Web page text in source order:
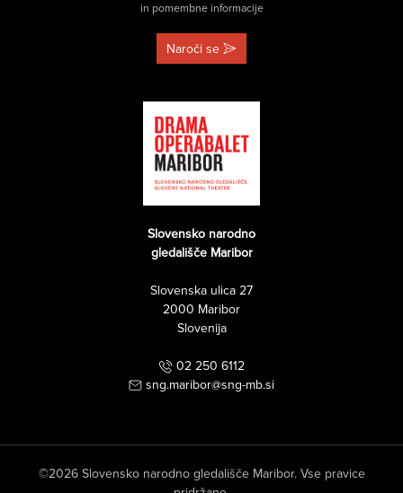
in pomembne informacije
Naroči se
Slovensko narodno
gledališče Maribor
Slovenska ulica 27
2000 Maribor
Slovenija
02 250 6112
sng.maribor@sng-mb.si
©2026 Slovensko narodno gledališče Maribor. Vse pravice